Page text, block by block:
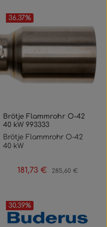
36.37%
Brötje Flammrohr O-42
40 kW 993333
Brötje Flammrohr O-42
40 kW
Verkaufspreis:
181,73 € Regulärer Preis:
285,60 €
30.39%